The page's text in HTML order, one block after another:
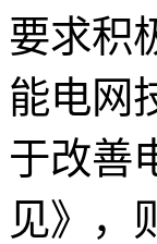
要求积
能电网
于改善
见》，